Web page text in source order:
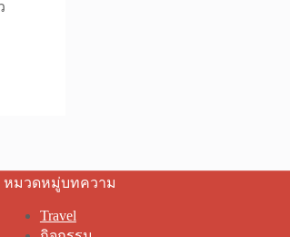
หมวดหมู่บทความ
Travel